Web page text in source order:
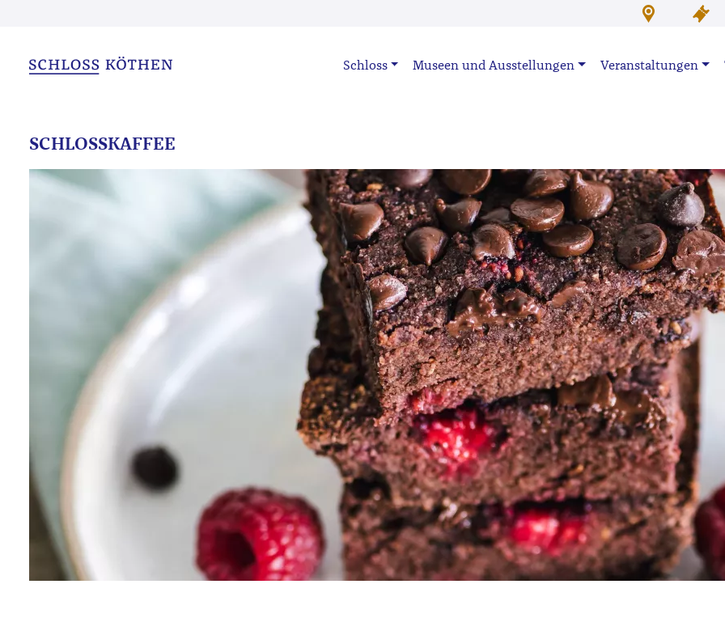
Schloss Museen und Ausstellungen Veranstaltungen
SCHLOSSKAFFEE